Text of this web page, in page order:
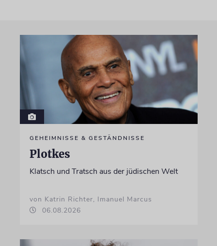
GEHEIMNISSE & GESTÄNDNISSE
Plotkes
Klatsch und Tratsch aus der jüdischen Welt
von Katrin Richter, Imanuel Marcus
06.08.2026